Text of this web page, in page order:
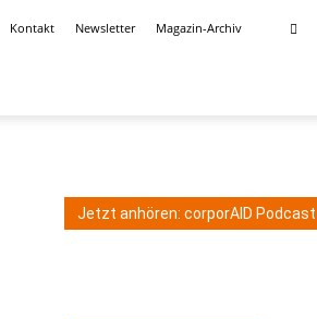
Kontakt Newsletter Magazin-Archiv
Jetzt anhören: corporAID Podcast